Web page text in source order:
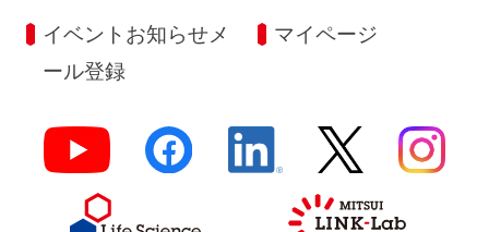
イベントお知らせメ
ール登録
マイページ